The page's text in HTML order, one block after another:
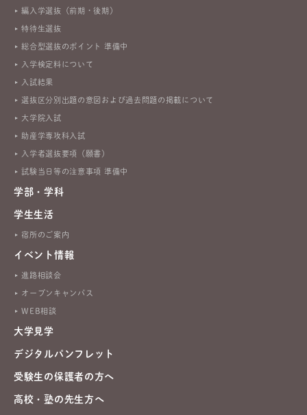
編入学選抜（前期・後期）
特待生選抜
総合型選抜のポイント 準備中
入学検定料について
入試結果
選抜区分別出題の意図および過去問題の掲載について
大学院入試
助産学専攻科入試
入学者選抜要項（願書）
試験当日等の注意事項 準備中
学部・学科
学生生活
宿所のご案内
イベント情報
進路相談会
オープンキャンパス
WEB相談
大学見学
デジタルパンフレット
受験生の保護者の方へ
高校・塾の先生方へ